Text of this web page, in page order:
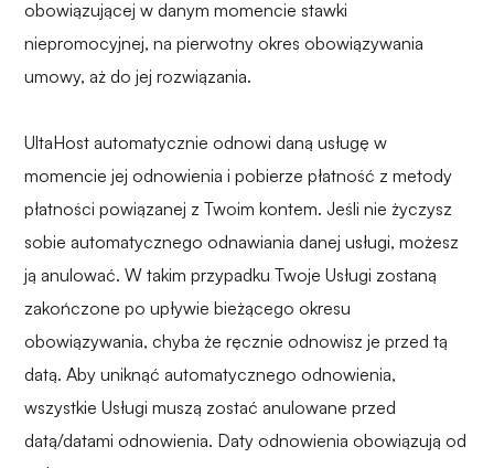
obowiązującej w danym momencie stawki
niepromocyjnej, na pierwotny okres obowiązywania
umowy, aż do jej rozwiązania.
UltaHost automatycznie odnowi daną usługę w
momencie jej odnowienia i pobierze płatność z metody
płatności powiązanej z Twoim kontem. Jeśli nie życzysz
sobie automatycznego odnawiania danej usługi, możesz
ją anulować. W takim przypadku Twoje Usługi zostaną
zakończone po upływie bieżącego okresu
obowiązywania, chyba że ręcznie odnowisz je przed tą
datą. Aby uniknąć automatycznego odnowienia,
wszystkie Usługi muszą zostać anulowane przed
datą/datami odnowienia. Daty odnowienia obowiązują od